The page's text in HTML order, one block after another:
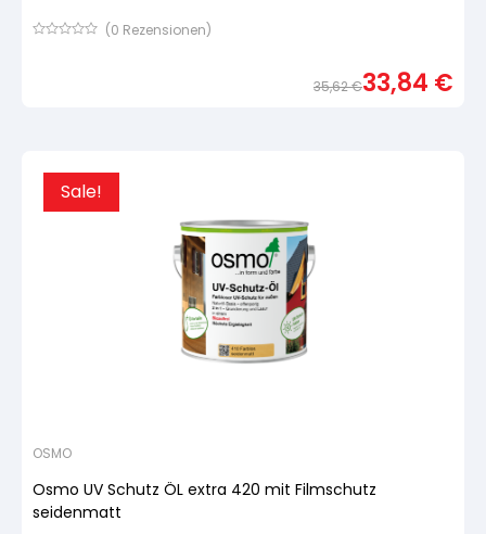
(0 Rezensionen)
35,62€33,84 €
Sale!
OSMO
Osmo UV Schutz ÖL extra 420 mit Filmschutz
seidenmatt